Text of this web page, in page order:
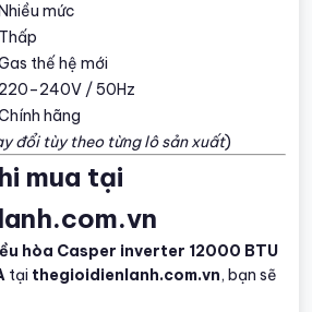
mức
Thấp
thế hệ mới
220–240V / 50Hz
hãng
đổi tùy theo từng lô sản xuất)
mua tại
hòa Casper inverter 12000 BTU
tại thegioidienlanh.com.vn, bạn sẽ